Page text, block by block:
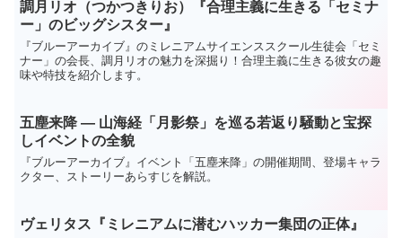
調月リオ（つかつきりお）『合理主義に生きる「セミナ
ー」のビッグシスター』
『ブルーアーカイブ』のミレニアムサイエンススクール生徒会「セミ
ナー」の会長、調月リオの魅力を深掘り！合理主義に生きる彼女の趣
味や特技を紹介します。
五塵来降 ― 山海経「月影祭」を巡る若返り騒動と宝探
しイベントの全貌
『ブルーアーカイブ』イベント「五塵来降」の開催期間、登場キャラ
クター、ストーリーあらすじを解説。
ヴェリタス『ミレニアムに潜むハッカー集団の正体』